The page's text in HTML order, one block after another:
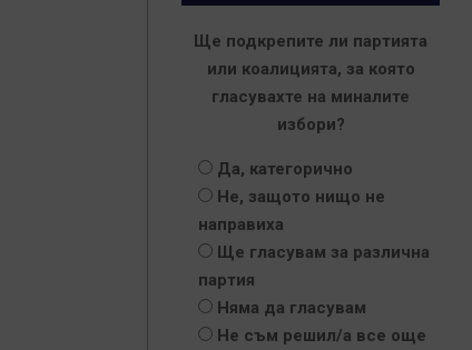
Ще подкрепите ли партията
или коалицията, за която
гласувахте на миналите
избори?
Да, категорично
Не, защото нищо не
направиха
Ще гласувам за различна
партия
Няма да гласувам
Не съм решил/а все още